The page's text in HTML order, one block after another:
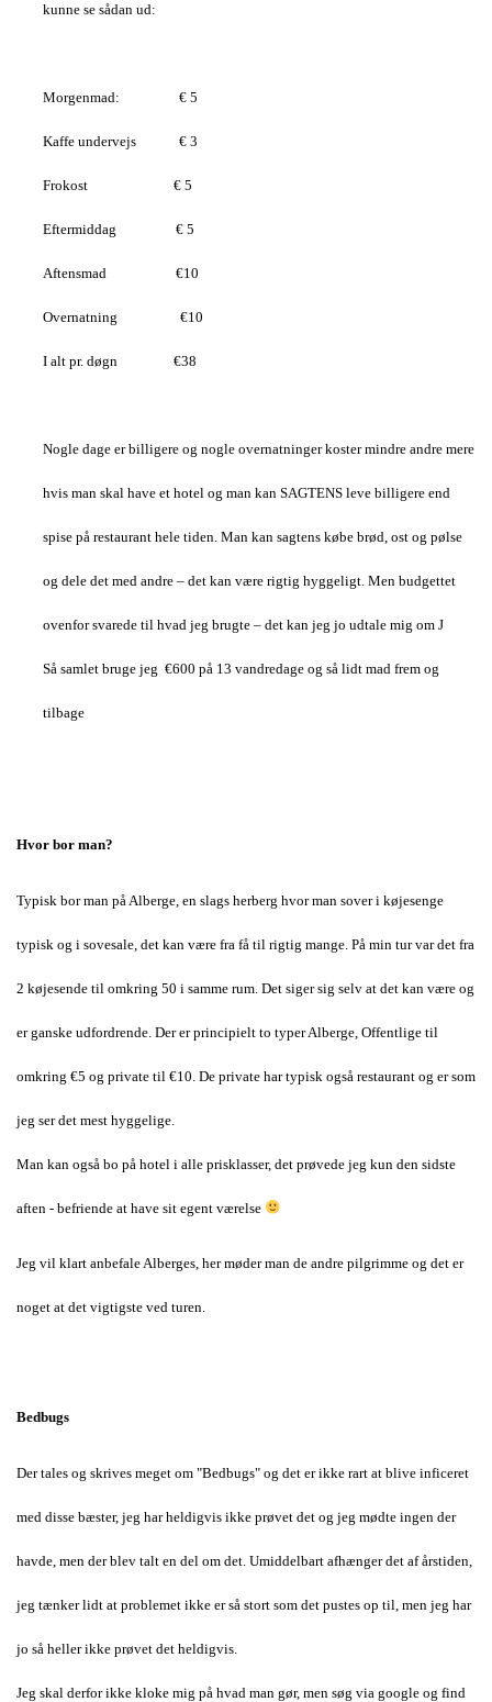
kunne se sådan ud:
Morgenmad: € 5
Kaffe undervejs € 3
Frokost € 5
Eftermiddag € 5
Aftensmad €10
Overnatning €10
I alt pr. døgn €38
Nogle dage er billigere og nogle overnatninger koster mindre andre mere
hvis man skal have et hotel og man kan SAGTENS leve billigere end
spise på restaurant hele tiden. Man kan sagtens købe brød, ost og pølse
og dele det med andre – det kan være rigtig hyggeligt. Men budgettet
ovenfor svarede til hvad jeg brugte – det kan jeg jo udtale mig om J
Så samlet bruge jeg €600 på 13 vandredage og så lidt mad frem og
tilbage
Hvor bor man?
Typisk bor man på Alberge, en slags herberg hvor man sover i køjesenge
typisk og i sovesale, det kan være fra få til rigtig mange. På min tur var det fra
2 køjesende til omkring 50 i samme rum. Det siger sig selv at det kan være og
er ganske udfordrende. Der er principielt to typer Alberge, Offentlige til
omkring €5 og private til €10. De private har typisk også restaurant og er som
jeg ser det mest hyggelige.
Man kan også bo på hotel i alle prisklasser, det prøvede jeg kun den sidste
aften - befriende at have sit egent værelse
Jeg vil klart anbefale Alberges, her møder man de andre pilgrimme og det er
noget at det vigtigste ved turen.
Bedbugs
Der tales og skrives meget om "Bedbugs" og det er ikke rart at blive inficeret
med disse bæster, jeg har heldigvis ikke prøvet det og jeg mødte ingen der
havde, men der blev talt en del om det. Umiddelbart afhænger det af årstiden,
jeg tænker lidt at problemet ikke er så stort som det pustes op til, men jeg har
jo så heller ikke prøvet det heldigvis.
Jeg skal derfor ikke kloke mig på hvad man gør, men søg via google og find